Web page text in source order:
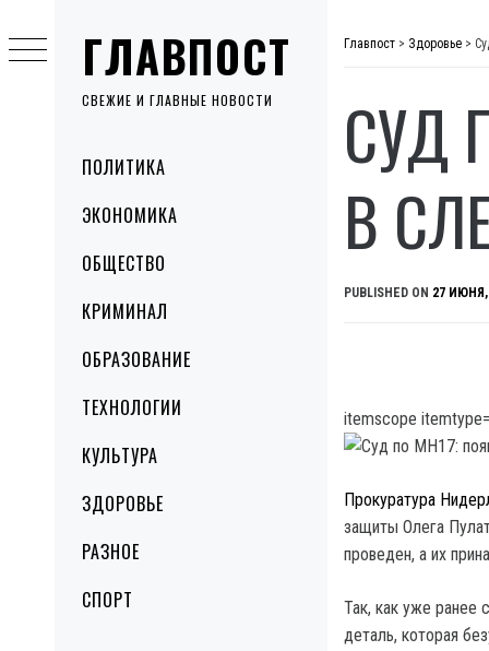
ГЛАВПОСТ
СВЕЖИЕ И ГЛАВНЫЕ НОВОСТИ
MenuПОЛИТИКА
ЭКОНОМИКА
ОБЩЕСТВО
КРИМИНАЛ
ОБРАЗОВАНИЕ
ТЕХНОЛОГИИ
КУЛЬТУРА
ЗДОРОВЬЕ
РАЗНОЕ
СПОРТ
to
content
Главпост > Здоровье >
СУД
В
PUBLISHED ON 27 ИЮНЯ,
itemscope
Прокуратура
защиты Олега
проведен, а их
Так, как уже ранее
деталь, которая